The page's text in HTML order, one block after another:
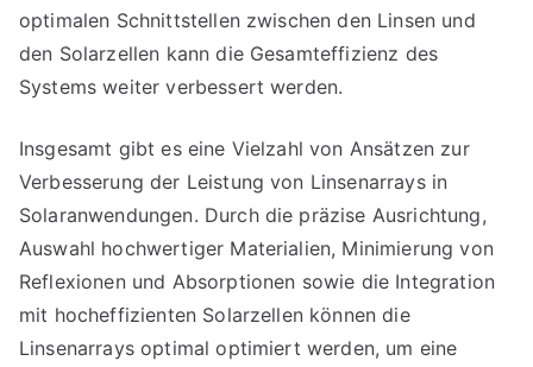
optimalen Schnittstellen zwischen den Linsen und
den Solarzellen kann die Gesamteffizienz des
Systems weiter verbessert werden.
Insgesamt gibt es eine Vielzahl von Ansätzen zur
Verbesserung der Leistung von Linsenarrays in
Solaranwendungen. Durch die präzise Ausrichtung,
Auswahl hochwertiger Materialien, Minimierung von
Reflexionen und Absorptionen sowie die Integration
mit hocheffizienten Solarzellen können die
Linsenarrays optimal optimiert werden, um eine